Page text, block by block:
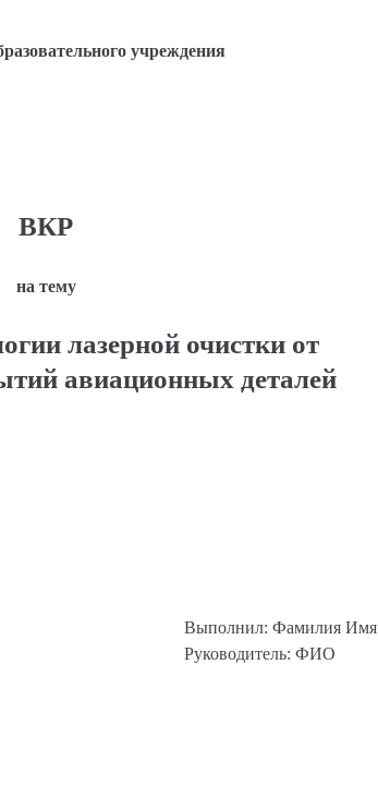
учреждения
ВКР
на тему
лазерной очистки от
авиационных деталей
Выполнил: Фамилия Имя
Руководитель: ФИО